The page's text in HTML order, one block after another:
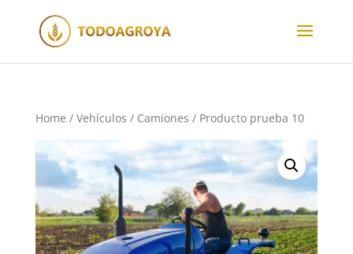
Home / Vehículos / Camiones / Producto prueba 10